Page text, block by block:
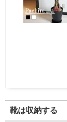
靴は収納する